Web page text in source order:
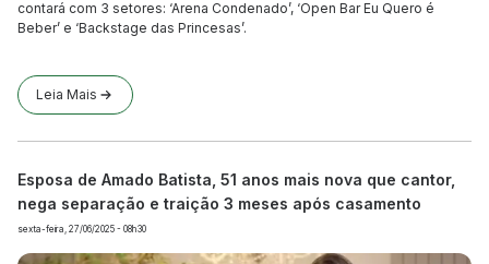
contará com 3 setores: ‘Arena Condenado’, ‘Open Bar Eu Quero é
Beber’ e ‘Backstage das Princesas’.
Leia Mais
Esposa de Amado Batista, 51 anos mais nova que cantor,
nega separação e traição 3 meses após casamento
sexta-feira, 27/06/2025 - 08h30